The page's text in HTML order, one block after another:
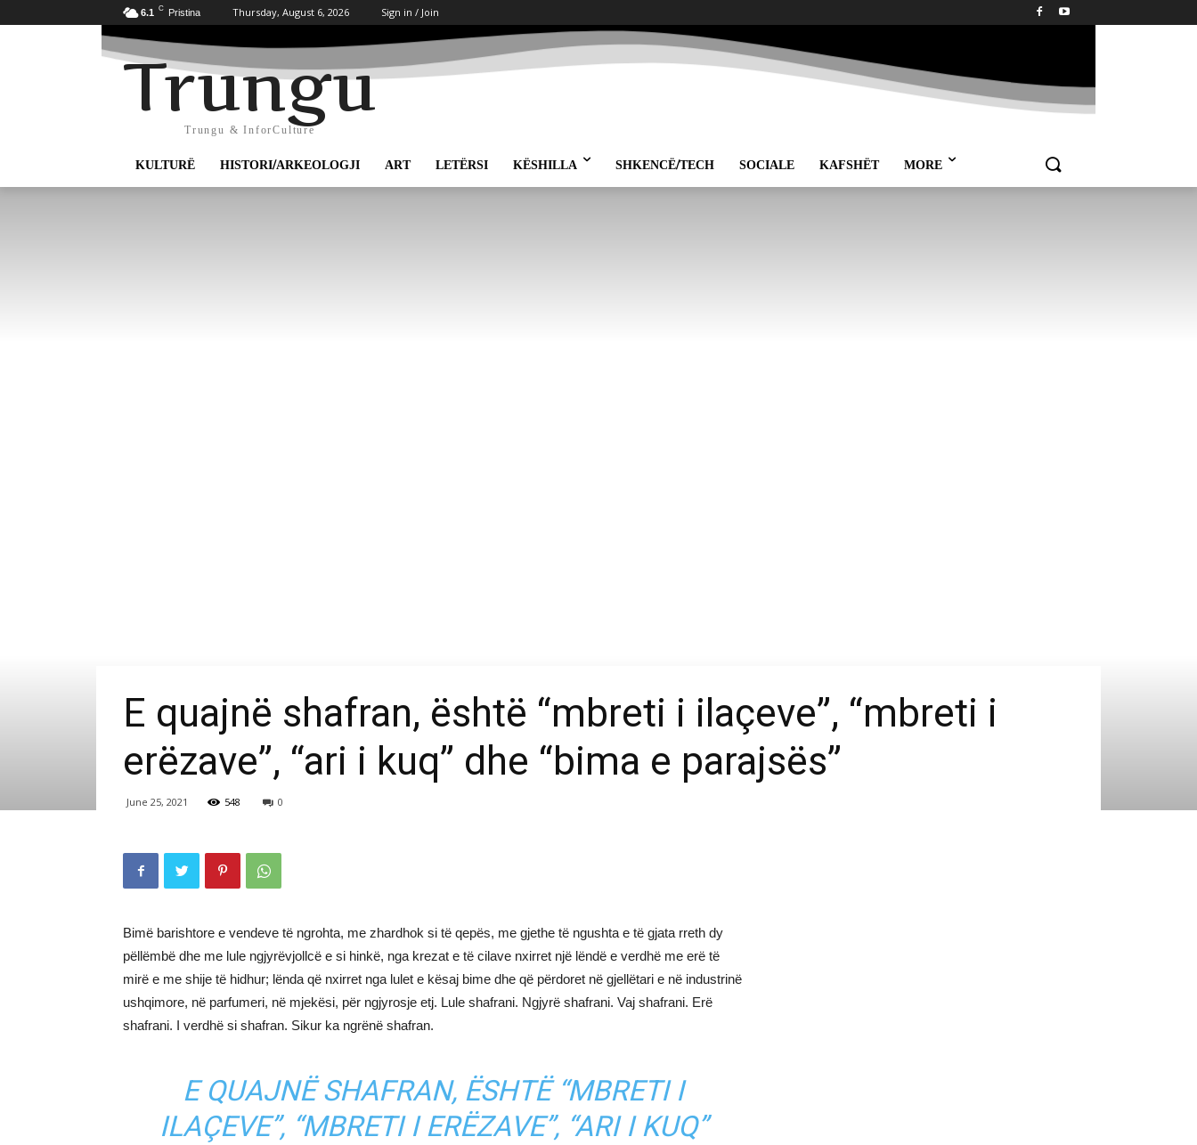
6.1 C Pristina Thursday, August 6, 2026 Sign in / Join
Trungu
Trungu & InforCulture
KULTURË HISTORI/ARKEOLOGJI ART LETËRSI KËSHILLA SHKENCË/TECH SOCIALE KAFSHËT MORE
E quajnë shafran, është “mbreti i ilaçeve”, “mbreti i
erëzave”, “ari i kuq” dhe “bima e parajsës”
June 25, 2021 548 0
Bimë barishtore e vendeve të ngrohta, me zhardhok si të qepës, me gjethe të ngushta e të gjata rreth dy
pëllëmbë dhe me lule ngjyrëvjollcë e si hinkë, nga krezat e të cilave nxirret një lëndë e verdhë me erë të
mirë e me shije të hidhur; lënda që nxirret nga lulet e kësaj bime dhe që përdoret në gjellëtari e në industrinë
ushqimore, në parfumeri, në mjekësi, për ngjyrosje etj. Lule shafrani. Ngjyrë shafrani. Vaj shafrani. Erë
shafrani. I verdhë si shafran. Sikur ka ngrënë shafran.
E QUAJNË SHAFRAN, ËSHTË “MBRETI I
ILAÇEVE”, “MBRETI I ERËZAVE”, “ARI I KUQ”